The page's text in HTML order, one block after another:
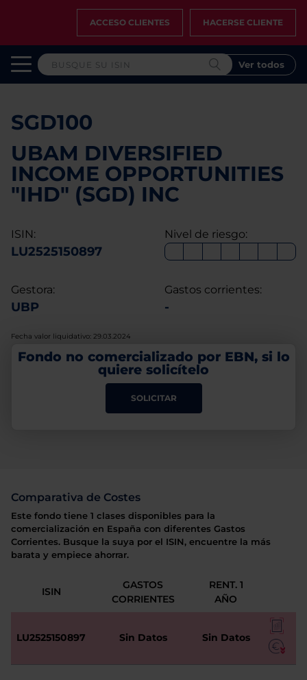
ACCESO CLIENTES HACERSE CLIENTE
Ver todos
SGD100
UBAM DIVERSIFIED
INCOME OPPORTUNITIES
"IHD" (SGD) INC
ISIN:
LU2525150897
Nivel de riesgo:
Gestora:
UBP
Gastos corrientes:
-
Fecha valor liquidativo: 29.03.2024
Fondo no comercializado por EBN, si lo
quiere solicítelo
SOLICITAR
Comparativa de Costes
Este fondo tiene 1 clases disponibles para la
comercialización en España con diferentes Gastos
Corrientes. Busque la suya por el ISIN, encuentre la más
barata y empiece ahorrar.
ISIN
GASTOS
CORRIENTES
RENT. 1
AÑO
LU2525150897 Sin Datos Sin Datos